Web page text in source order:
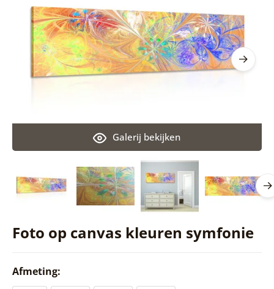
Foto op canvas kleuren symfonie
Galerij bekijken
Afmeting: